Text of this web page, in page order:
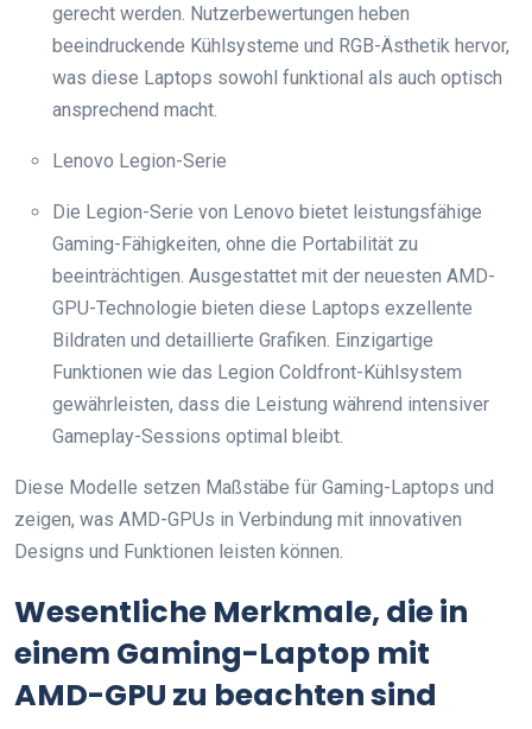
gerecht werden. Nutzerbewertungen heben
beeindruckende Kühlsysteme und RGB-Ästhetik hervor,
was diese Laptops sowohl funktional als auch optisch
ansprechend macht.
Lenovo Legion-Serie
Die Legion-Serie von Lenovo bietet leistungsfähige
Gaming-Fähigkeiten, ohne die Portabilität zu
beeinträchtigen. Ausgestattet mit der neuesten AMD-
GPU-Technologie bieten diese Laptops exzellente
Bildraten und detaillierte Grafiken. Einzigartige
Funktionen wie das Legion Coldfront-Kühlsystem
gewährleisten, dass die Leistung während intensiver
Gameplay-Sessions optimal bleibt.
Diese Modelle setzen Maßstäbe für Gaming-Laptops und
zeigen, was AMD-GPUs in Verbindung mit innovativen
Designs und Funktionen leisten können.
Wesentliche Merkmale, die in
einem Gaming-Laptop mit
AMD-GPU zu beachten sind